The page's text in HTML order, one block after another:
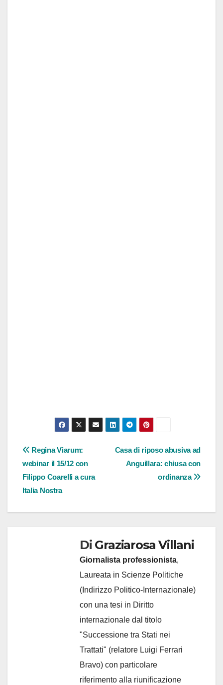
Navigazione
articoli
Casa di riposo abusiva ad
Anguillara: chiusa con
ordinanza
Regina Viarum:
webinar il 15/12 con
Filippo Coarelli a cura
Italia Nostra
Di Graziarosa Villani
Giornalista professionista,
Laureata in Scienze Politiche
(Indirizzo Politico-Internazionale)
con una tesi in Diritto
internazionale dal titolo
"Successione tra Stati nei
Trattati" (relatore Luigi Ferrari
Bravo) con particolare
riferimento alla riunificazione